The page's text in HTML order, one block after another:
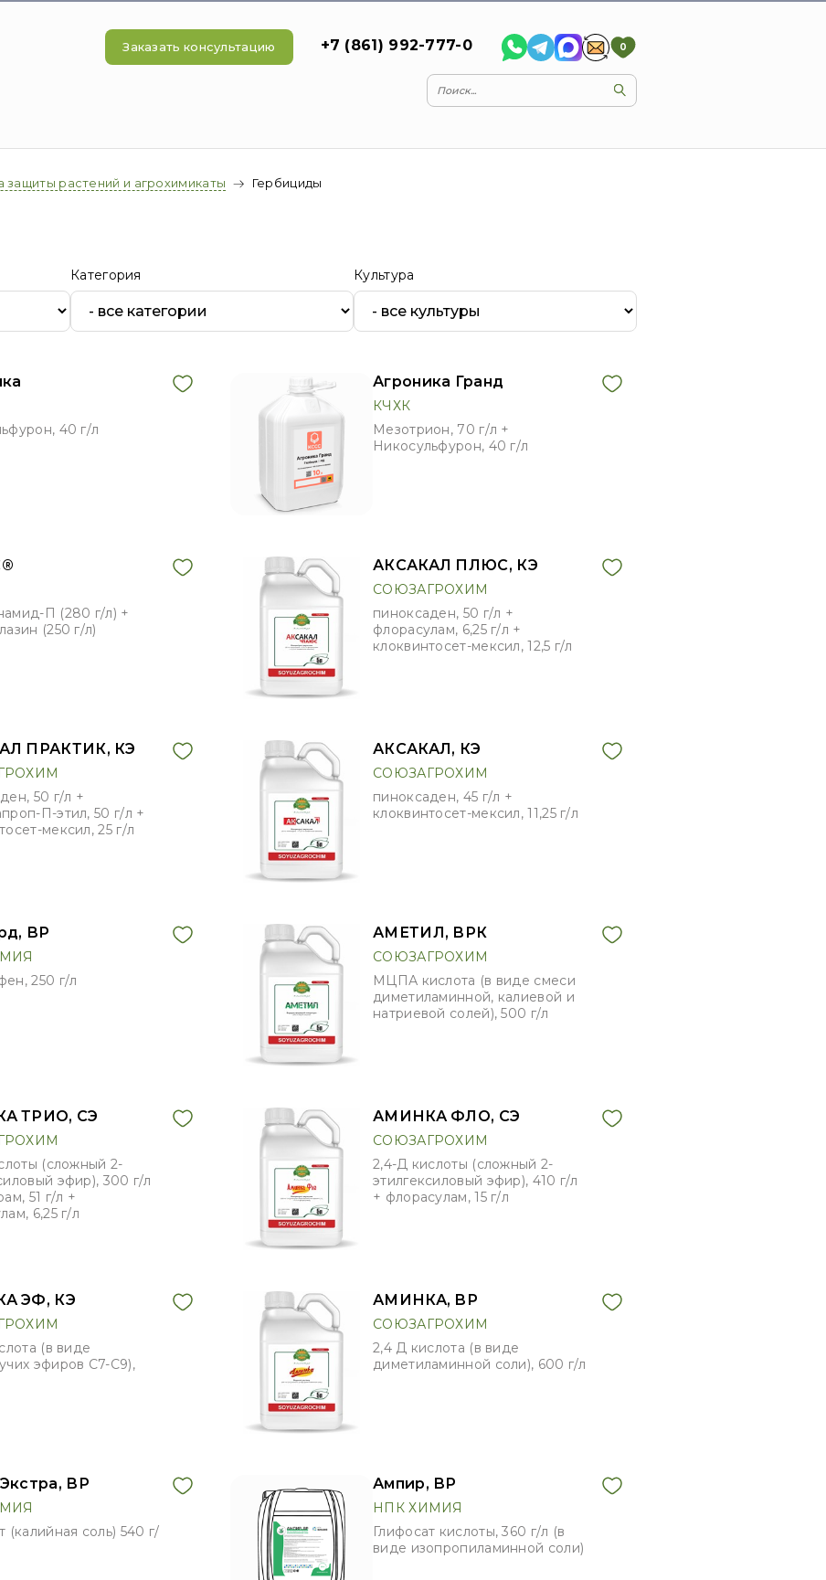
Заказать консультацию +7 (861) 992-777-0 0
защиты растений и агрохимикаты Гербициды
Категория Культура
40 г/л
Агроника Гранд
КЧХК
Мезотрион, 70 г/л +
Никосульфурон, 40 г/л
П (280 г/л) +
(250 г/л)
АКСАКАЛ ПЛЮС, КЭ
СОЮЗАГРОХИМ
пиноксаден, 50 г/л +
флорасулам, 6,25 г/л +
клоквинтосет-мексил, 12,5 г/л
ПРАКТИК, КЭ
50 г/л +
П-этил, 50 г/л +
мексил, 25 г/л
АКСАКАЛ, КЭ
СОЮЗАГРОХИМ
пиноксаден, 45 г/л +
клоквинтосет-мексил, 11,25 г/л
ВР
250 г/л
АМЕТИЛ, ВРК
СОЮЗАГРОХИМ
МЦПА кислота (в виде смеси
диметиламинной, калиевой и
натриевой солей), 500 г/л
ТРИО, СЭ
(сложный 2-
эфир), 300 г/л
51 г/л +
6,25 г/л
АМИНКА ФЛО, СЭ
СОЮЗАГРОХИМ
2,4-Д кислоты (сложный 2-
этилгексиловый эфир), 410 г/л
+ флорасулам, 15 г/л
ЭФ, КЭ
(в виде
эфиров С7-С9),
АМИНКА, ВР
СОЮЗАГРОХИМ
2,4 Д кислота (в виде
диметиламинной соли), 600 г/л
ВР
(калийная соль) 540 г/
Ампир, ВР
НПК ХИМИЯ
Глифосат кислоты, 360 г/л (в
виде изопропиламинной соли)